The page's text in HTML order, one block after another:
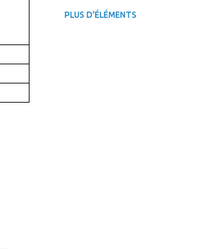
4G au Maroc
PLUS D'ÉLÉMENTS